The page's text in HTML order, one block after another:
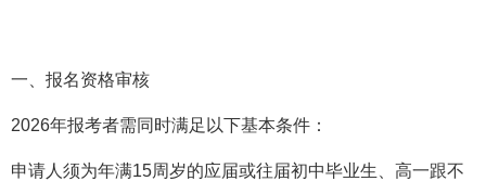
一、报名资格审核
2026年报考者需同时满足以下基本条件：
申请人须为年满15周岁的应届或往届初中毕业生、高一跟不